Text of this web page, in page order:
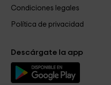
Condiciones legales
Política de privacidad
Descárgate la app